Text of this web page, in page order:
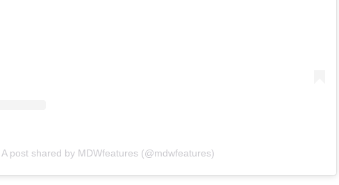
A post shared by MDWfeatures (@mdwfeatures)